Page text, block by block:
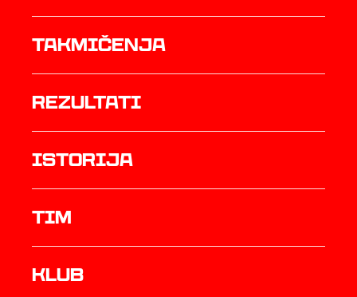
Takmičenja
rezultati
istorija
TIM
Klub